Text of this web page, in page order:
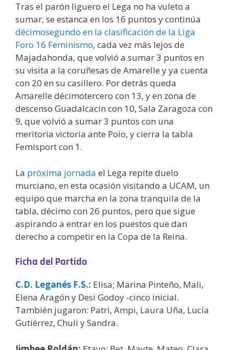
Tras el parón liguero el Lega no ha vuleto a
sumar, se estanca en los 16 puntos y continúa
décimosegundo en la clasificación de la Liga
Foro 16 Feminismo, cada vez más lejos de
Majadahonda, que volvió a sumar 3 puntos en
su visita a la coruñesas de Amarelle y ya cuenta
con 20 en su casillero. Por detrás queda
Amarelle décimotercero con 13, y en zona de
descenso Guadalcacín con 10, Sala Zaragoza con
9, que volvió a sumar 3 puntos con una
meritoria victoria ante Poio, y cierra la tabla
Femisport con 1.
La próxima jornada el Lega repite duelo
murciano, en esta ocasión visitando a UCAM, un
equipo que marcha en la zona tranquila de la
tabla, décimo con 26 puntos, pero que sigue
aspirando a entrar en los puestos que dan
derecho a competir en la Copa de la Reina.
Ficha del Partido
C.D. Leganés F.S.: Elisa; Marina Pinteño, Mali,
Elena Aragón y Desi Godoy -cinco inicial.
También jugaron: Patri, Ampi, Laura Uña, Lucía
Gutiérrez, Chuli y Sandra.